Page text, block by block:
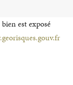
est exposé